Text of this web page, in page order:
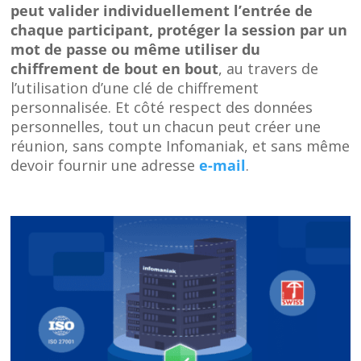
peut valider individuellement l’entrée de
chaque participant, protéger la session par un
mot de passe ou même utiliser du
chiffrement de bout en bout, au travers de
l’utilisation d’une clé de chiffrement
personnalisée. Et côté respect des données
personnelles, tout un chacun peut créer une
réunion, sans compte Infomaniak, et sans même
devoir fournir une adressee-mail.